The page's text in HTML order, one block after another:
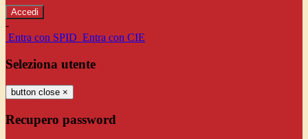
-
Entra con SPID Entra con CIE
Seleziona utente
button close ×
Recupero password